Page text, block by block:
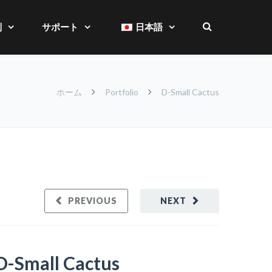
サポート 日本語
ホーム Portfolio D-Small Cactus
NEXT
PREVIOUS
Small Cactus